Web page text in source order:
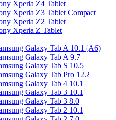
Xperia Z4 Tablet
Xperia Z3 Tablet Compact
Xperia Z2 Tablet
Xperia Z Tablet
Galaxy Tab A 10.1 (A6)
Galaxy Tab A 9.7
Galaxy Tab S 10.5
Galaxy Tab Pro 12.2
Galaxy Tab 4 10.1
Galaxy Tab 3 10.1
Galaxy Tab 3 8.0
Galaxy Tab 2 10.1